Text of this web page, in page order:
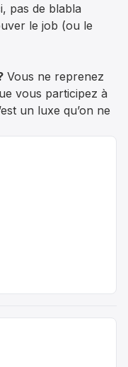
pas de blabla
le job (ou le
Vous ne reprenez
vous participez à
un luxe qu’on ne